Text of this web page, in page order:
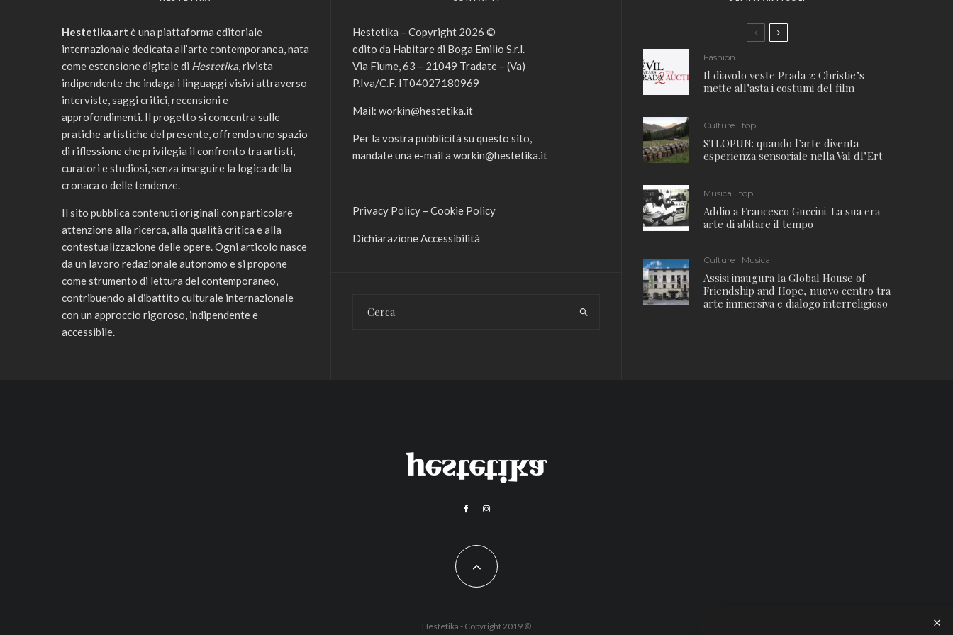
Hestetika.art è una piattaforma editoriale
internazionale dedicata all’arte contemporanea, nata
come estensione digitale di Hestetika, rivista
indipendente che indaga i linguaggi visivi attraverso
interviste, saggi critici, recensioni e
approfondimenti. Il progetto si concentra sulle
pratiche artistiche del presente, offrendo uno spazio
di riflessione che privilegia il confronto tra artisti,
curatori e studiosi, senza inseguire la logica della
cronaca o delle tendenze.
Il sito pubblica contenuti originali con particolare
attenzione alla ricerca, alla qualità critica e alla
contestualizzazione delle opere. Ogni articolo nasce
da un lavoro redazionale autonomo e si propone
come strumento di lettura del contemporaneo,
contribuendo al dibattito culturale internazionale
con un approccio rigoroso, indipendente e
accessibile.
Hestetika – Copyright 2026 ©
edito da Habitare di Boga Emilio S.r.l.
Via Fiume, 63 – 21049 Tradate – (Va)
P.Iva/C.F. IT04027180969
Mail: workin@hestetika.it
Per la vostra pubblicità su questo sito,
mandate una e-mail a workin@hestetika.it
Privacy Policy – Cookie Policy
Dichiarazione Accessibilità
Fashion
Il diavolo veste Prada 2: Christie’s
mette all’asta i costumi del film
Culture top
STLOPUN: quando l’arte diventa
esperienza sensoriale nella Val dl’Ert
Musica top
Addio a Francesco Guccini. La sua era
arte di abitare il tempo
Culture Musica
Assisi inaugura la Global House of
Friendship and Hope, nuovo centro tra
arte immersiva e dialogo interreligioso
Hestetika - Copyright 2019 ©